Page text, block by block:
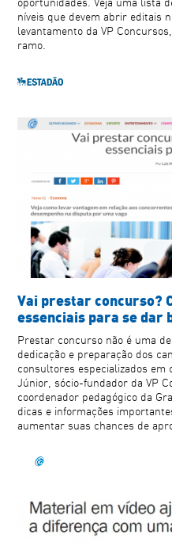
níveis que devem abrir editais
levantamento da VP
ramo.
Vai prestar concurso?
essenciais para se dar
Prestar concurso não é uma
dedicação e preparação dos
consultores especializados em
Júnior, sócio-fundador da VP
coordenador pedagógico da
dicas e informações
aumentar suas chances de